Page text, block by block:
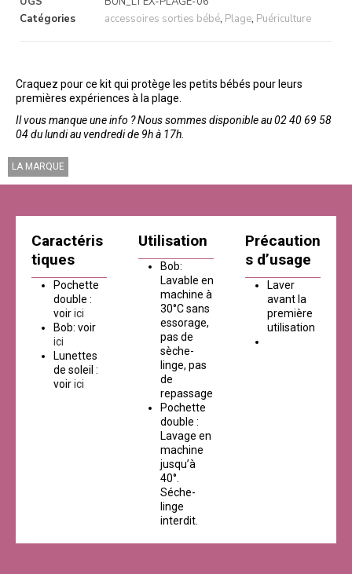
Catégories
accessoires sorties bébé, Plage, Puériculture
Craquez pour ce kit qui protège les petits bébés pour leurs
premières expériences à la plage.
Il vous manque une info ? Nous sommes disponible au 02 40 69 58
04 du lundi au vendredi de 9h à 17h.
LA MARQUE
Caractéris
tiques
Pochette
double :
voirici
Bob: voir
ici
Lunettes
de soleil :
voirici
Utilisation
Bob:
Lavable en
machine à
30°C sans
essorage,
pas de
sèche-
linge, pas
de
repassage
Pochette
double :
Lavage en
machine
jusqu’à
40°.
Séche-
linge
interdit.
Précaution
s d’usage
Laver
avant la
première
utilisation